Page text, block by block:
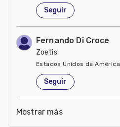
Estados Unidos de América
Seguir
Fernando Di Croce
Zoetis
Estados Unidos de América
Seguir
Mostrar más